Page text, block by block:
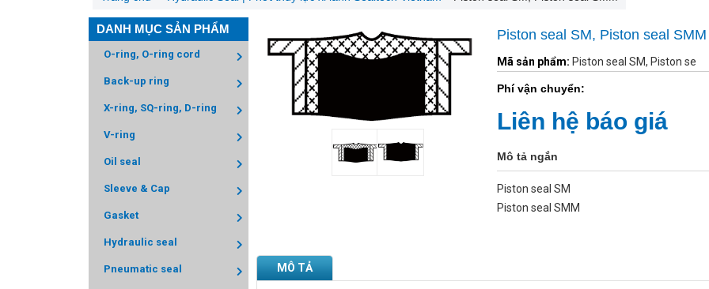
DANH MỤC SẢN PHẨM
O-ring, O-ring cord
Back-up ring
X-ring, SQ-ring, D-ring
V-ring
Oil seal
Sleeve & Cap
Gasket
Hydraulic seal
Pneumatic seal
Piston seal SM, Piston seal SMM
Mã sản phẩm: Piston seal SM, Piston se
Phí vận chuyển:
Liên hệ báo giá
Mô tả ngắn
Piston seal SM
Piston seal SMM
MÔ TẢ